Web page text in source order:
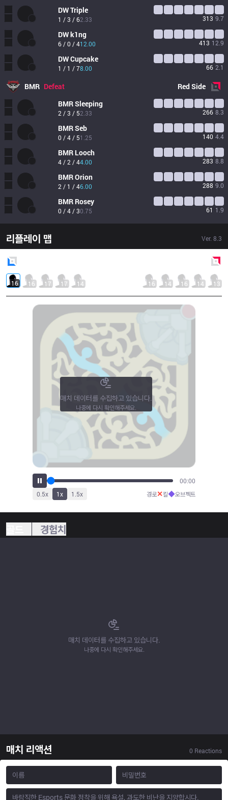
DWTriple
1 / 3 / 62.33 313 9.7
DWk1ng
6 / 0 / 412.00 413 12.9
DWCupcake
1 / 1 / 78.00 66 2.1
BMR Defeat RedSide
BMRSleeping
2 / 3 / 52.33 266 8.3
BMRSeb
0 / 4 / 51.25 140 4.4
BMR Looch
4 / 2 / 44.00 283 8.8
BMROrion
2 / 1 / 46.00 288 9.0
BMR Rosey
0 / 4 / 30.75 61 1.9
리플레이 맵 Ver. 8.3
16 16 17 17 14 16 14 16 14 13
00:00
0.5x 1x 1.5x 경로✕킬◆오브젝트
매치 데이터를 수집하고 있습니다.
나중에 다시 확인해주세요.
경험치
매치 데이터를 수집하고 있습니다.
나중에 다시 확인해주세요.
매치 리액션 0 Reactions